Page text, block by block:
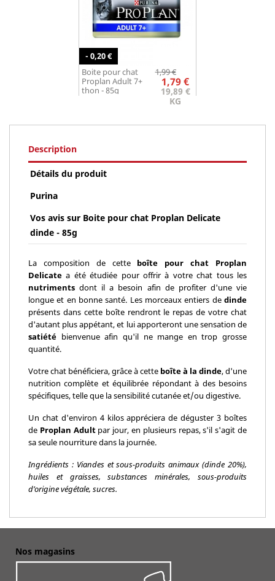
Boite pour chat
Proplan Adult 7+
thon - 85g
Prix
- 0,20 €
Prix
de
base
1,99 €
1,79 €
19,89 €
KG
Description
Détails du produit
Purina
Vos avis sur Boite pour chat Proplan Delicate
dinde - 85g
La composition de cette boîte pour chat Proplan
Delicatea été étudiée pour offrir à votre chat tous les
nutriments dont il a besoin afin de profiter d'une vie
longue et en bonne santé. Les morceaux entiers de dinde
présents dans cette boîte rendront le repas de votre chat
d'autant plus appétant, et lui apporteront une sensation de
satiété bienvenue afin qu'il ne mange en trop grosse
quantité.
Votre chat bénéficiera, grâce à cette boîte à la dinde, d'une
nutrition complète et équilibrée répondant à des besoins
spécifiques, telle que la sensibilité cutanée et/ou digestive.
Un chat d'environ 4 kilos appréciera de déguster 3 boîtes
de Proplan Adult par jour, en plusieurs repas, s'il s'agit de
sa seule nourriture dans la journée.
Ingrédients : Viandes et sous-produits animaux (dinde 20%),
huiles et graisses, substances minérales, sous-produits
d’origine végétale, sucres.
Nos magasins